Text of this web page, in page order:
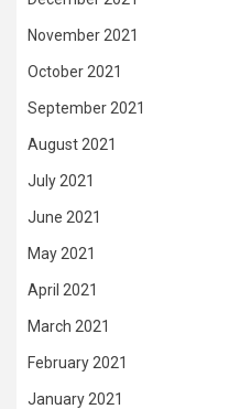
November 2021
October 2021
September 2021
August 2021
July 2021
June 2021
May 2021
April 2021
March 2021
February 2021
January 2021